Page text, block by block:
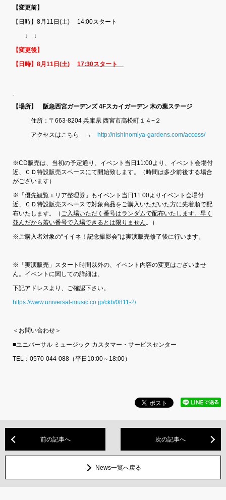
【変更前】
【日時】8月11日(土) 14:00スタート
↓ ↓
【変更後】
【日時】8月11日(土) 17:30スタート
【場所】 阪急西宮ガーデンズ 4Fスカイガーデン 木の葉ステージ
住所：〒663-8204 兵庫県 西宮市高松町１４−２
アクセスはこちら → http://nishinomiya-gardens.com/access/
※CD販売は、当初の予定通り、イベント当日11:00より、イベント会場付
近、ＣＤ特設販売スペースにて開始致します。（時間は多少前後する場合
がございます）
※「優先観覧エリア整理券」もイベント当日11:00よりイベント会場付
近、ＣＤ特設販売スペースで対象商品をご購入いただいた方に先着順で配
布いたします。（ ご入場いただく番号はランダムで配布いたします。早く
並んだから若い番号で入場できるとは限りません 。）
※ご購入者対象の“イイネ！記念撮影会”は実演販売修了後に行います。
※「実演販売」スタート時間以外の、イベント内容の変更はございませ
ん。イベントに関しての詳細は、
下記アドレスより、ご確認下さい。
https://www.universal-music.co.jp/ckb/0811-2/
＜お問い合わせ＞
■ユニバーサル ミュージック カスタマー・サービスセンター
TEL：0570-044-088（平日10:00～18:00）
前の記事へ 次の記事へ
News一覧へ戻る